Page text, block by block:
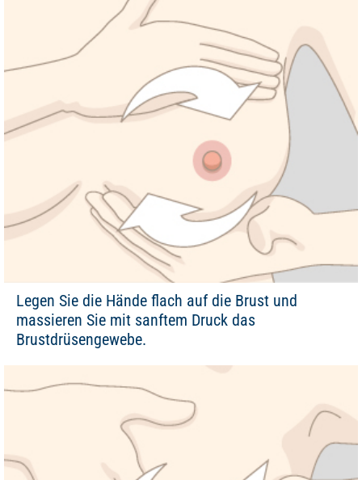
Legen Sie die Hände flach auf die Brust und
massieren Sie mit sanftem Druck das
Brustdrüsengewebe.